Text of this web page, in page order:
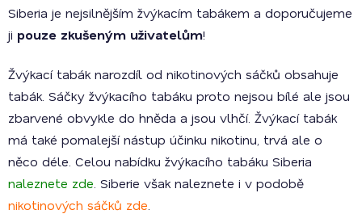
Siberia je nejsilnějším žvýkacím tabákem a doporučujeme
ji pouze zkušeným uživatelům!
Žvýkací tabák narozdíl od nikotinových sáčků obsahuje
tabák. Sáčky žvýkacího tabáku proto nejsou bílé ale jsou
zbarvené obvykle do hněda a jsou vlhčí. Žvýkací tabák
má také pomalejší nástup účinku nikotinu, trvá ale o
něco déle. Celou nabídku žvýkacího tabáku Siberia
naleznete zde . Siberie však naleznete i v podobě
nikotinových sáčků zde